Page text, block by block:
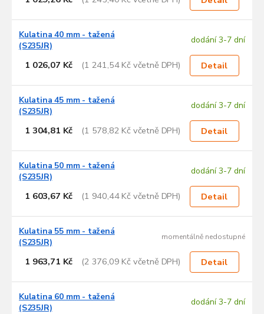
Kulatina 40 mm - tažená
(S235JR)
dodání 3-7 dní
1 026,07 Kč (1 241,54 Kč včetně DPH) Detail
Kulatina 45 mm - tažená
(S235JR)
dodání 3-7 dní
1 304,81 Kč (1 578,82 Kč včetně DPH) Detail
Kulatina 50 mm - tažená
(S235JR)
dodání 3-7 dní
1 603,67 Kč (1 940,44 Kč včetně DPH) Detail
Kulatina 55 mm - tažená
(S235JR)
momentálně nedostupné
1 963,71 Kč (2 376,09 Kč včetně DPH) Detail
Kulatina 60 mm - tažená
(S235JR)
dodání 3-7 dní